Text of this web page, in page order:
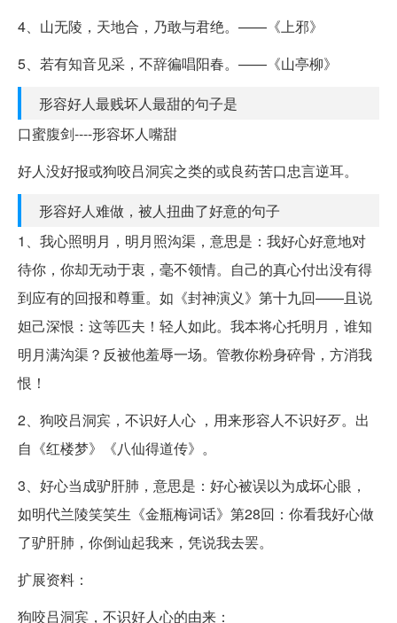
4、山无陵，天地合，乃敢与君绝。——《上邪》
5、若有知音见采，不辞徧唱阳春。——《山亭柳》
形容好人最贱坏人最甜的句子是
口蜜腹剑----形容坏人嘴甜
好人没好报或狗咬吕洞宾之类的或良药苦口忠言逆耳。
形容好人难做，被人扭曲了好意的句子
1、我心照明月，明月照沟渠，意思是：我好心好意地对
待你，你却无动于衷，毫不领情。自己的真心付出没有得
到应有的回报和尊重。如《封神演义》第十九回——且说
妲己深恨：这等匹夫！轻人如此。我本将心托明月，谁知
明月满沟渠？反被他羞辱一场。管教你粉身碎骨，方消我
恨！
2、狗咬吕洞宾，不识好人心 ，用来形容人不识好歹。出
自《红楼梦》《八仙得道传》。
3、好心当成驴肝肺，意思是：好心被误以为成坏心眼，
如明代兰陵笑笑生《金瓶梅词话》第28回：你看我好心做
了驴肝肺，你倒讪起我来，凭说我去罢。
扩展资料：
狗咬吕洞宾，不识好人心的由来：